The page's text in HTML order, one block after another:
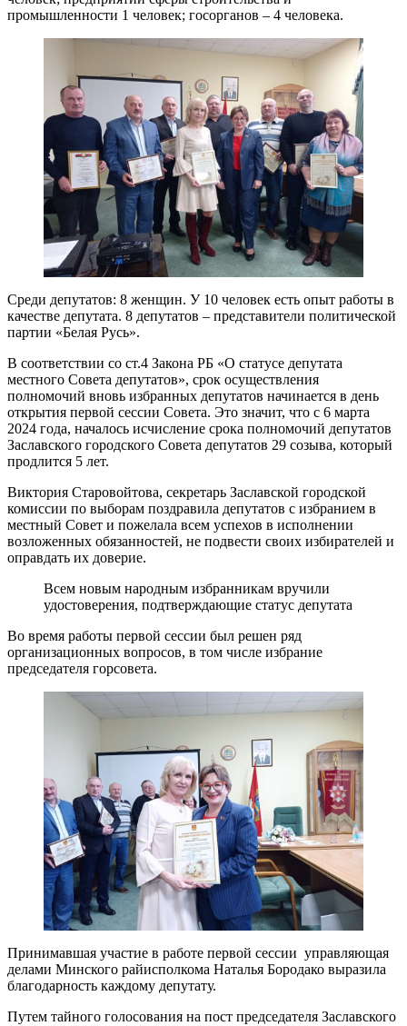
промышленности 1 человек; госорганов – 4 человека.
Среди депутатов: 8 женщин. У 10 человек есть опыт работы в
качестве депутата. 8 депутатов – представители политической
партии «Белая Русь».
В соответствии со ст.4 Закона РБ «О статусе депутата
местного Совета депутатов», срок осуществления
полномочий вновь избранных депутатов начинается в день
открытия первой сессии Совета. Это значит, что с 6 марта
2024 года, началось исчисление срока полномочий депутатов
Заславского городского Совета депутатов 29 созыва, который
продлится 5 лет.
Виктория Старовойтова, секретарь Заславской городской
комиссии по выборам поздравила депутатов с избранием в
местный Совет и пожелала всем успехов в исполнении
возложенных обязанностей, не подвести своих избирателей и
оправдать их доверие.
Всем новым народным избранникам вручили
удостоверения, подтверждающие статус депутата
Во время работы первой сессии был решен ряд
организационных вопросов, в том числе избрание
председателя горсовета.
Принимавшая участие в работе первой сессии управляющая
делами Минского райисполкома Наталья Бородако выразила
благодарность каждому депутату.
Путем тайного голосования на пост председателя Заславского